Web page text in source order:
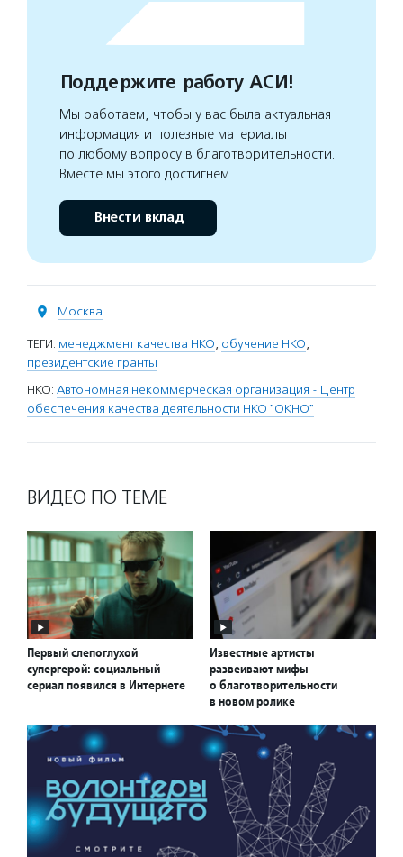
Поддержите работу АСИ!
Мы работаем, чтобы у вас была актуальная
информация и полезные материалы
по любому вопросу в благотворительности.
Вместе мы этого достигнем
Внести вклад
Москва
ТЕГИ: менеджмент качества НКО, обучение НКО,
президентские гранты
НКО: Автономная некоммерческая организация - Центр
обеспечения качества деятельности НКО "ОКНО"
ВИДЕО ПО ТЕМЕ
Первый слепоглухой
супергерой: социальный
сериал появился в Интернете
Известные артисты
развеивают мифы
о благотворительности
в новом ролике